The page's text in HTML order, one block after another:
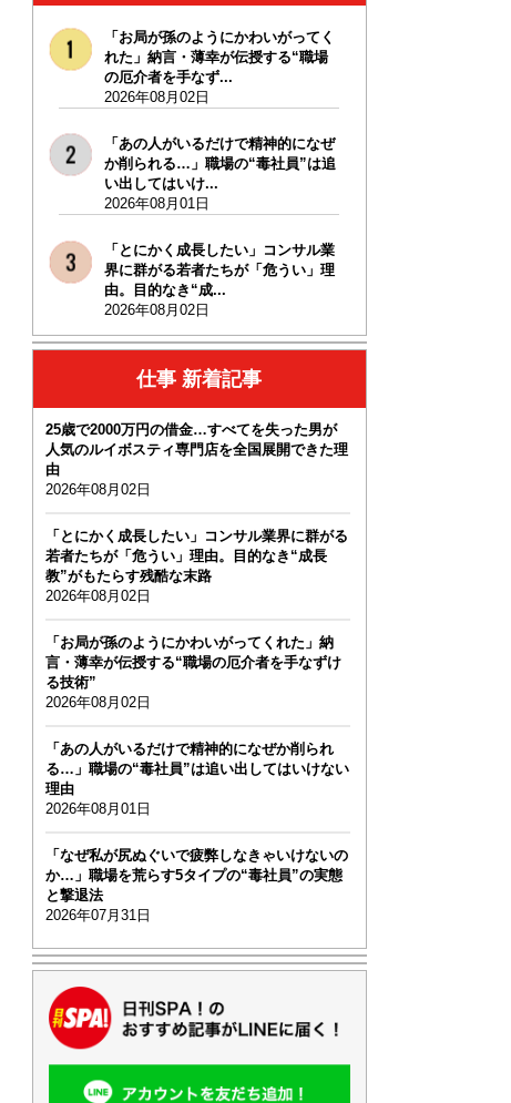
「お局が孫のようにかわいがってく
れた」納言・薄幸が伝授する“職場
の厄介者を手なず...
2026年08月02日
「あの人がいるだけで精神的になぜ
か削られる…」職場の“毒社員”は追
い出してはいけ...
2026年08月01日
「とにかく成長したい」コンサル業
界に群がる若者たちが「危うい」理
由。目的なき“成...
2026年08月02日
仕事 新着記事
25歳で2000万円の借金…すべてを失った男が
人気のルイボスティ専門店を全国展開できた理
由
2026年08月02日
「とにかく成長したい」コンサル業界に群がる
若者たちが「危うい」理由。目的なき“成長
教”がもたらす残酷な末路
2026年08月02日
「お局が孫のようにかわいがってくれた」納
言・薄幸が伝授する“職場の厄介者を手なずけ
る技術”
2026年08月02日
「あの人がいるだけで精神的になぜか削られ
る…」職場の“毒社員”は追い出してはいけない
理由
2026年08月01日
「なぜ私が尻ぬぐいで疲弊しなきゃいけないの
か…」職場を荒らす5タイプの“毒社員”の実態
と撃退法
2026年07月31日